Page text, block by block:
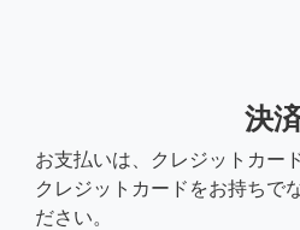
決
お支払いは、クレジットカー
クレジットカードをお持ちで
ださい。